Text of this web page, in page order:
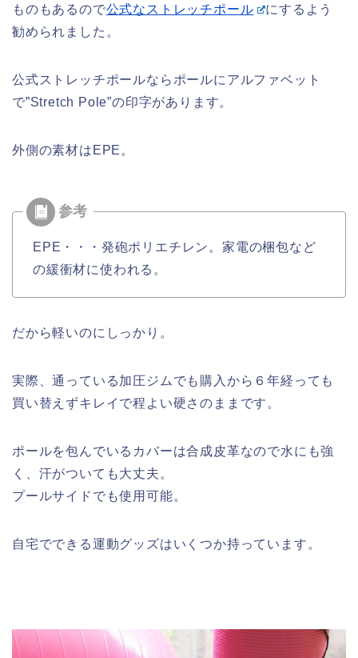
ものもあるので公式なストレッチポール
にするよう
勧められました。
公式ストレッチポールならポールにアルファベット
で”Stretch Pole”の印字があります。
外側の素材はEPE。
EPE・・・発砲ポリエチレン。家電の梱包など
の緩衝材に使われる。
だから軽いのにしっかり。
実際、通っている加圧ジムでも購入から６年経っても
買い替えずキレイで程よい硬さのままです。
ポールを包んでいるカバーは合成皮革なので水にも強
く、汗がついても大丈夫。
プールサイドでも使用可能。
自宅でできる運動グッズはいくつか持っています。